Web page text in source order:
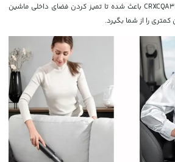
اتومبیلCRXCQA3-0A Vacuum Cleaner باعث شده تا تمیز کردن فضای داخلی ماشین
را از شما بگیرد.